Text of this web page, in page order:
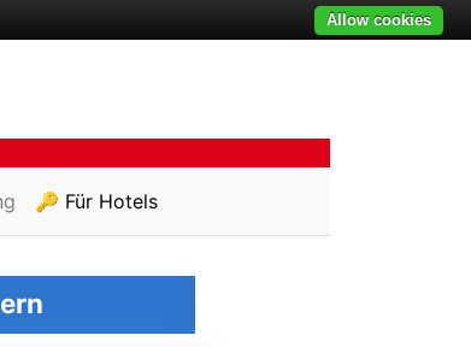
🔑 Für Hotels
Allow cookies